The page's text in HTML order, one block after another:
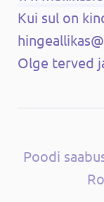
Kui sul on
Olge terved
Poodi